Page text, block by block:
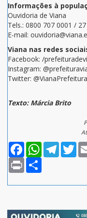
Informações à
Ouvidoria de Viana
Tels.: 0800 707 0001 /
E-mail:
Viana nas redes
Facebook: /
Instagram:
Twitter: @VianaPrefeitura
Texto: Márcia Brito
FacebookWhatsApp
Print